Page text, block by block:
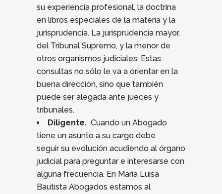
su experiencia profesional, la doctrina
en libros especiales de la materia y la
jurisprudencia. La jurisprudencia mayor,
del Tribunal Supremo, y la menor de
otros organismos judiciales. Estas
consultas no sólo le va a orientar en la
buena dirección, sino que también
puede ser alegada ante jueces y
tribunales.
Diligente. Cuando un Abogado
tiene un asunto a su cargo debe
seguir su evolución acudiendo al órgano
judicial para preguntar e interesarse con
alguna frecuencia. En Maria Luisa
Bautista Abogados estamos al